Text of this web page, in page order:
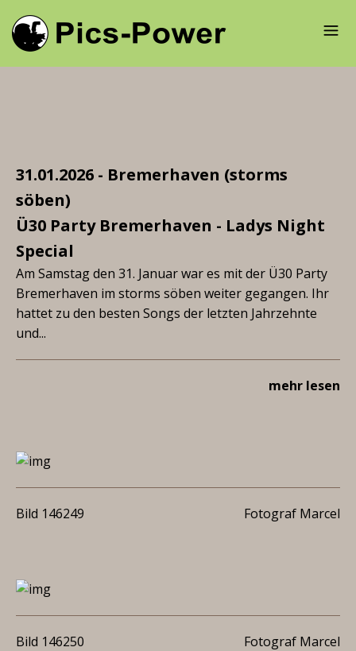
31.01.2026 - Bremerhaven (storms
söben)
Ü30 Party Bremerhaven - Ladys Night
Special
Am Samstag den 31. Januar war es mit der Ü30 Party
Bremerhaven im storms söben weiter gegangen. Ihr
hattet zu den besten Songs der letzten Jahrzehnte
und...
mehr lesen
Bild 146249 Fotograf Marcel
Bild 146250 Fotograf Marcel